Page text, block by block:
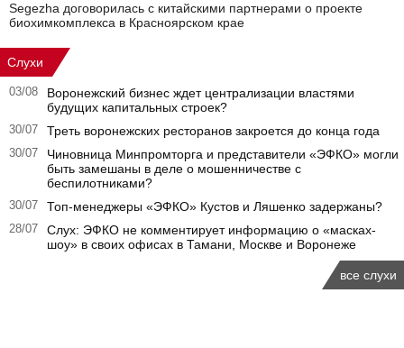
Segezha договорилась с китайскими партнерами о проекте
биохимкомплекса в Красноярском крае
Слухи
03/08
Воронежский бизнес ждет централизации властями
будущих капитальных строек?
30/07 Треть воронежских ресторанов закроется до конца года
30/07
Чиновница Минпромторга и представители «ЭФКО» могли
быть замешаны в деле о мошенничестве с
беспилотниками?
30/07 Топ-менеджеры «ЭФКО» Кустов и Ляшенко задержаны?
28/07
Слух: ЭФКО не комментирует информацию о «масках-
шоу» в своих офисах в Тамани, Москве и Воронеже
все слухи